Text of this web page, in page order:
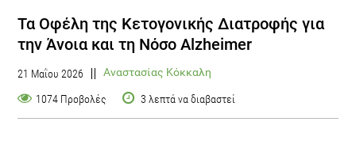
Τα Οφέλη της Κετογονικής Διατροφής για
την Άνοια και τη Νόσο Alzheimer
21 Μαΐου 2026 Αναστασίας Κόκκαλη
1074 Προβολές 3 λεπτά να διαβαστεί